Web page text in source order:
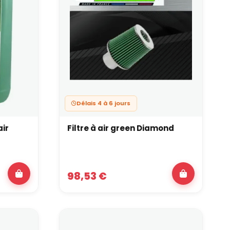
que prévu par les constructeurs.
complète
étape logique. Il améliore immédiatement
ou un boîtier papillon plus permissif, et évite
performance
compromis entre débit, filtration et
comportement stable sous charge en font une
du moteur dès les premières modifications
Délais 4 à 6 jours
Filtre à air green Diamond
98,53 €